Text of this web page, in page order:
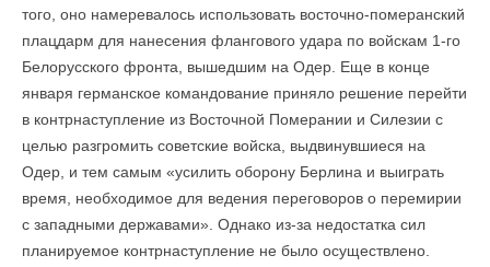
того, оно намеревалось использовать восточно-померанский
плацдарм для нанесения флангового удара по войскам 1-го
Белорус­ского фронта, вышедшим на Одер. Еще в конце
января германское командование приняло решение перейти
в контрнаступление из Восточной Померании и Силезии с
целью разгромить советские войска, выдвинувшиеся на
Одер, и тем самым «усилить оборону Берлина и выиграть
время, необходимое для ведения переговоров о перемирии
с западными державами». Однако из-за недостатка сил
планируемое контрнаступление не было осуществлено.